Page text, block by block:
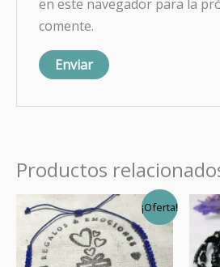
en este navegador para la
comente.
Productos
¡Oferta!
El
precio
original
era:
$9.890.
precio
actual
es:
$8.000.